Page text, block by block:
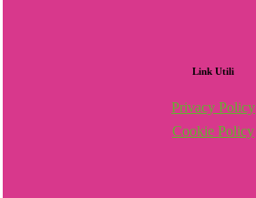
Link Utili
Privacy Policy
Cookie Policy